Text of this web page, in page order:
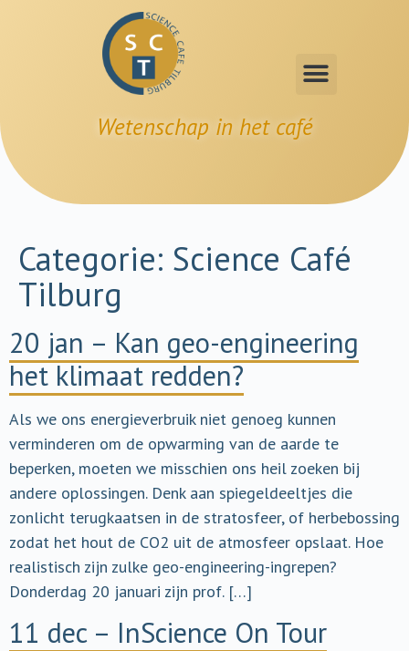
Wetenschap in het café
Categorie: Science Café
Tilburg
20 jan – Kan geo-engineering
het klimaat redden?
Als we ons energieverbruik niet genoeg kunnen
verminderen om de opwarming van de aarde te
beperken, moeten we misschien ons heil zoeken bij
andere oplossingen. Denk aan spiegeldeeltjes die
zonlicht terugkaatsen in de stratosfeer, of herbebossing
zodat het hout de CO2 uit de atmosfeer opslaat. Hoe
realistisch zijn zulke geo-engineering-ingrepen?
Donderdag 20 januari zijn prof. […]
11 dec – InScience On Tour